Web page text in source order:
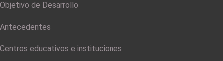
Objetivo de Desarrollo
Antecedentes
Centros educativos e instituciones